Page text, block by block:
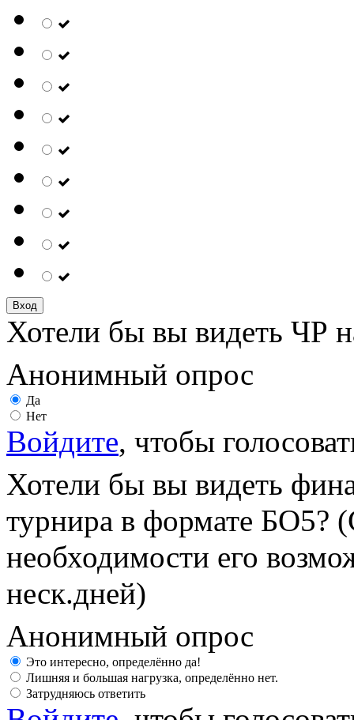
Вход
Хотели бы вы видеть ЧР
Анонимный опрос
Да
Нет
Войдите, чтобы
Хотели бы вы видеть
турнира в формате БО5?
необходимости его
неск.дней)
Анонимный опрос
Это интересно, определённо да!
Лишняя и большая нагрузка, определённо нет.
Затрудняюсь ответить